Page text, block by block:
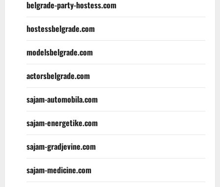
belgrade-party-hostess.com
hostessbelgrade.com
modelsbelgrade.com
actorsbelgrade.com
sajam-automobila.com
sajam-energetike.com
sajam-gradjevine.com
sajam-medicine.com